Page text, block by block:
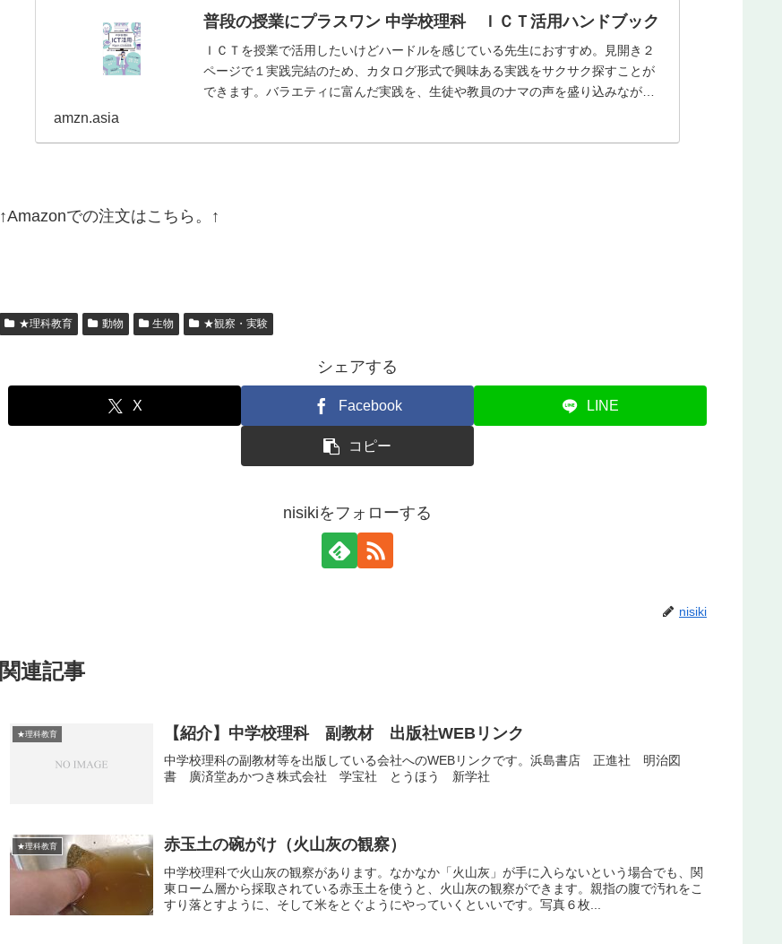
普段の授業にプラスワン 中学校理科 ＩＣＴ活用ハンドブック
ＩＣＴを授業で活用したいけどハードルを感じている先生におすすめ。見開き２
ページで１実践完結のため、カタログ形式で興味ある実践をサクサク探すことが
できます。バラエティに富んだ実践を、生徒や教員のナマの声を盛り込みながら
amzn.asia
↑Amazonでの注文はこちら。↑
★理科教育 動物 生物 ★観察・実験
シェアする
X Facebook LINE
コピー
nisikiをフォローする
nisiki
関連記事
★理科教育 【紹介】中学校理科 副教材 出版社WEBリンク
中学校理科の副教材等を出版している会社へのWEBリンクです。浜島書店 正進社 明治図
書 廣済堂あかつき株式会社 学宝社 とうほう 新学社
★理科教育 赤玉土の碗がけ（火山灰の観察）
中学校理科で火山灰の観察があります。なかなか「火山灰」が手に入らないという場合でも、関
東ローム層から採取されている赤玉土を使うと、火山灰の観察ができます。親指の腹で汚れをこ
すり落とすように、そして米をとぐようにやっていくといいです。写真６枚...